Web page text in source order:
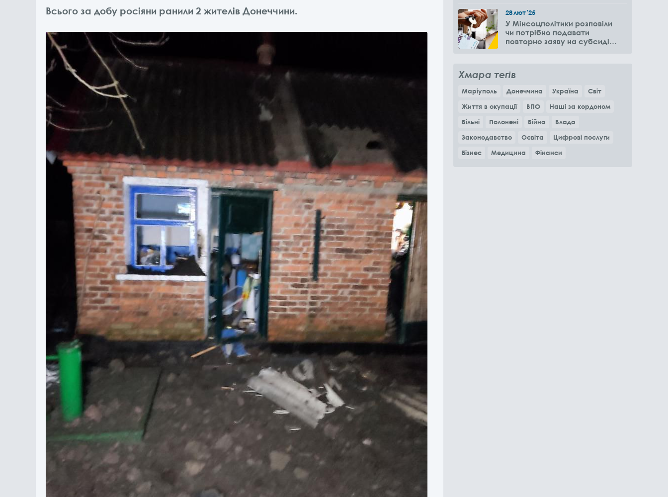
Всього за добу росіяни ранили 2 жителів Донеччини.
28лют'25
У Мінсоцполітики розповіли
чи потрібно подавати
повторно заяву на субсидію
Хмара тегів
Маріуполь Донеччина Україна
Світ
Життя в окупації
ВПО
Наші за кордоном
Вільні
Полонені Війна
Влада
Законодавство
Освіта
Цифрові послуги
Бізнес
Медицина Фінанси